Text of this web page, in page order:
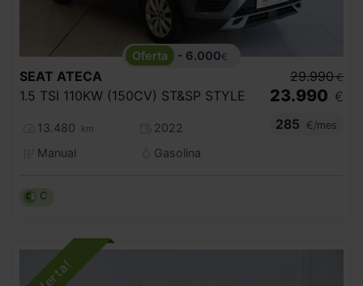
- 6.000€
SEAT ATECA
1.5 TSI 110KW (150CV) ST&SP STYLE
13.480 km
2022
Manual
Gasolina
29.990 €
23.990 €
285
€/mes
C